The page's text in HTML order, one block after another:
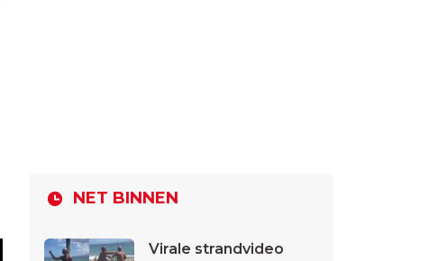
NET BINNEN
Virale strandvideo